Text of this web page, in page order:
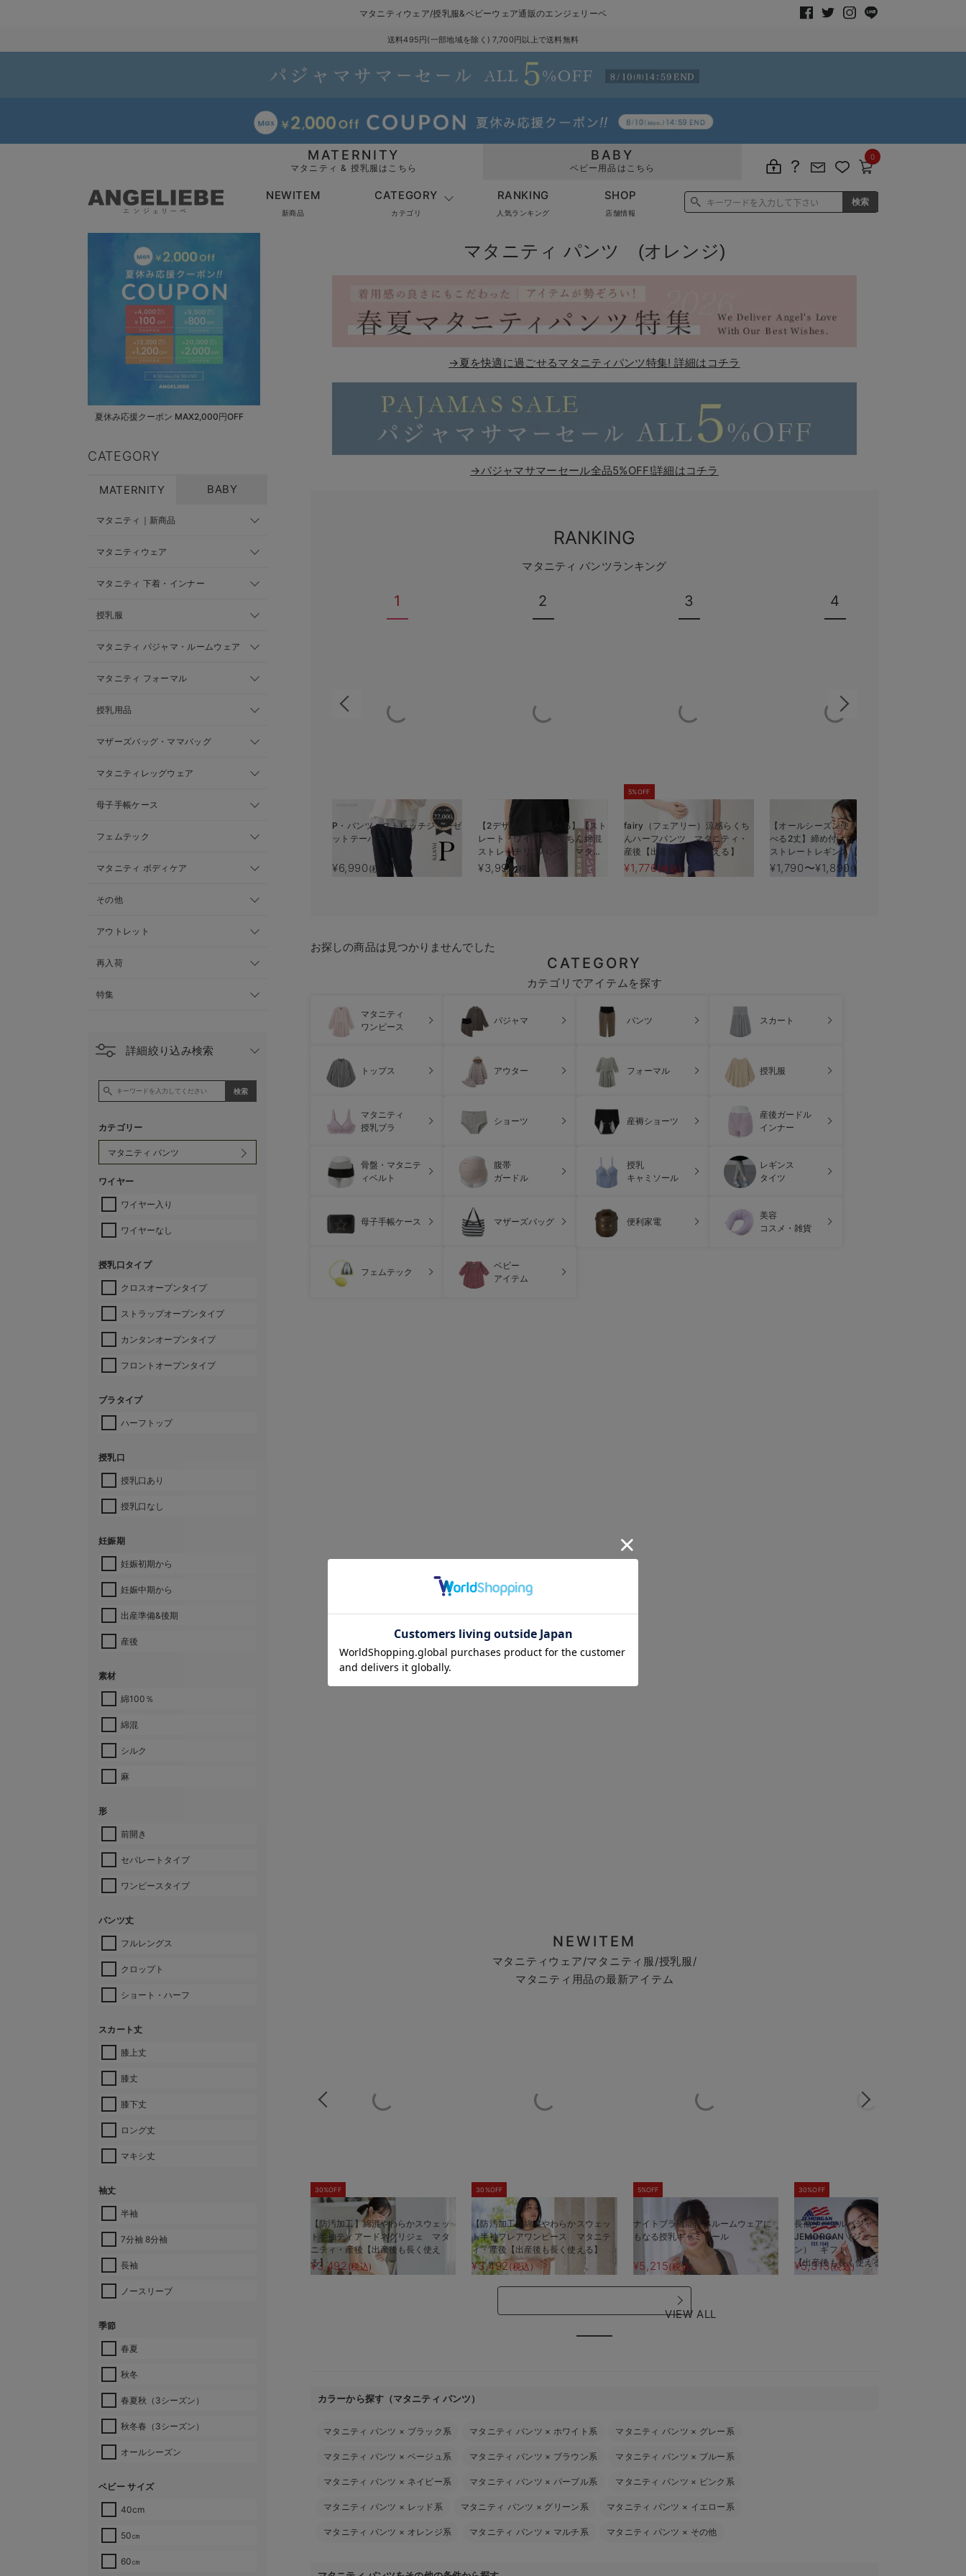
マタニティウェア/授乳服&ベビーウェア通販のエンジェリーベ
送料495円(一部地域を除く) 7,700円以上で送料無料
MATERNITY
マタニティ & 授乳服はこちら
BABY
ベビー用品はこちら
0
NEWITEM
新商品
CATEGORY
カテゴリ
RANKING
人気ランキング
SHOP
店舗情報
夏休み応援クーポン MAX2,000円OFF
CATEGORY
MATERNITY BABY
マタニティ｜新商品
マタニティウェア
マタニティ 下着・インナー
授乳服
マタニティ パジャマ・ルームウェア
マタニティ フォーマル
授乳用品
マザーズバッグ・ママバッグ
マタニティレッグウェア
母子手帳ケース
フェムテック
マタニティ ボディケア
その他
アウトレット
再入荷
特集
詳細絞り込み検索
カテゴリー
ワイヤー
ワイヤー入り
ワイヤーなし
授乳口タイプ
クロスオープンタイプ
ストラップオープンタイプ
カンタンオープンタイプ
フロントオープンタイプ
ブラタイプ
ハーフトップ
授乳口
授乳口あり
授乳口なし
妊娠期
妊娠初期から
妊娠中期から
出産準備&後期
産後
素材
綿100％
綿混
シルク
麻
形
前開き
セパレートタイプ
ワンピースタイプ
パンツ丈
フルレングス
クロップト
ショート・ハーフ
スカート丈
膝上丈
膝丈
膝下丈
ロング丈
マキシ丈
袖丈
半袖
7分袖 8分袖
長袖
ノースリーブ
季節
春夏
秋冬
春夏秋（3シーズン）
秋冬春（3シーズン）
オールシーズン
ベビー サイズ
40cm
50㎝
60㎝
マタニティ パンツ (オレンジ)
→夏を快適に過ごせるマタニティパンツ特集! 詳細はコチラ
→パジャマサマーセール全品5%OFF!詳細はコチラ
RANKING
マタニティ パンツランキング
1
P・パンツ ストレッチジョーゼ
ットテーパード
¥6,990 (税込)
2
【2デザインから選べる】【スト
レート・ワイド】らくちん綿混
ストレッチリブパンツ マタニ
ティ・産後【出産後も長く使え
る】
¥3,990(税込)
3
5%OFF
fairy（フェアリー）涼感らくち
んハーフパンツ マタニティ・
産後【出産後も長く使える】
¥1,776(税込)
4
【オールシーズン使える】【選
べる2丈】締め付けない綿混リブ
ストレートレギンス【産後まで
長く使える】
¥1,790〜¥1,890 (税込)
お探しの商品は見つかりませんでした
CATEGORY
カテゴリでアイテムを探す
マタニティ
ワンピース
パジャマ パンツ スカート
トップス アウター フォーマル 授乳服
マタニティ
授乳ブラ
ショーツ 産褥ショーツ
産後ガードル
インナー
骨盤・マタニテ
ィベルト
腹帯
ガードル
授乳
キャミソール
レギンス
タイツ
母子手帳ケース マザーズバッグ 便利家電
美容
コスメ・雑貨
フェムテック
ベビー
アイテム
NEWITEM
マタニティウェア/マタニティ服/授乳服/
マタニティ用品の最新アイテム
30%OFF
【防汚加工】綿混やわらかスウェッ
ト半袖ティアードネグリジェ マタ
ニティ・産後【出産後も長く使え
る】
¥3,492 (税込)
30%OFF
【防汚加工】綿混やわらかスウェッ
ト半袖フレアワンピース マタニテ
ィ・産後【出産後も長く使える】
¥3,492(税込)
5%OFF
ナイトブラ機能付 ルームウェアに
もなる授乳キャミソール
¥5,215(税込)
30%OFF
長袖サーマルパジャマ3点セット
JEMORGAN（ジェーイーモーガ
ン） ギフト マタニティ・産後
【出産後も長く使える】
¥5,313 (税込)
VIEW ALL
カラーから探す（マタニティ パンツ）
マタニティ パンツ × ブラック系 マタニティ パンツ × ホワイト系 マタニティ パンツ × グレー系
マタニティ パンツ × ベージュ系 マタニティ パンツ × ブラウン系 マタニティ パンツ × ブルー系
マタニティ パンツ × ネイビー系 マタニティ パンツ × パープル系 マタニティ パンツ × ピンク系
マタニティ パンツ × レッド系 マタニティ パンツ × グリーン系 マタニティ パンツ × イエロー系
マタニティ パンツ × オレンジ系 マタニティ パンツ × マルチ系 マタニティ パンツ × その他
お気に入り商品を確認する